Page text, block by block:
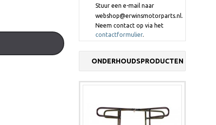
Stuur een e-mail naar
webshop@erwinsmotorparts.nl.
Neem contact op via het
contactformulier.
ONDERHOUDSPRODUCTEN